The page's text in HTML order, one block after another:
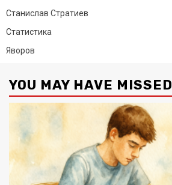
Станислав Стратиев
Статистика
Яворов
YOU MAY HAVE MISSED